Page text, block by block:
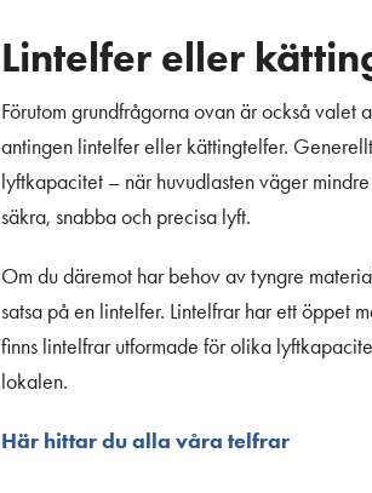
Lintelfer eller
Förutom grundfrågorna ovan är också valet
antingen lintelfer eller kättingtelfer.
lyftkapacitet – när huvudlasten väger
säkra, snabba och precisa lyft.
Om du däremot har behov av tyngre
satsa på en lintelfer. Lintelfrar har ett öppet
finns lintelfrar utformade för olika
lokalen.
Här hittar du alla våra telfrar